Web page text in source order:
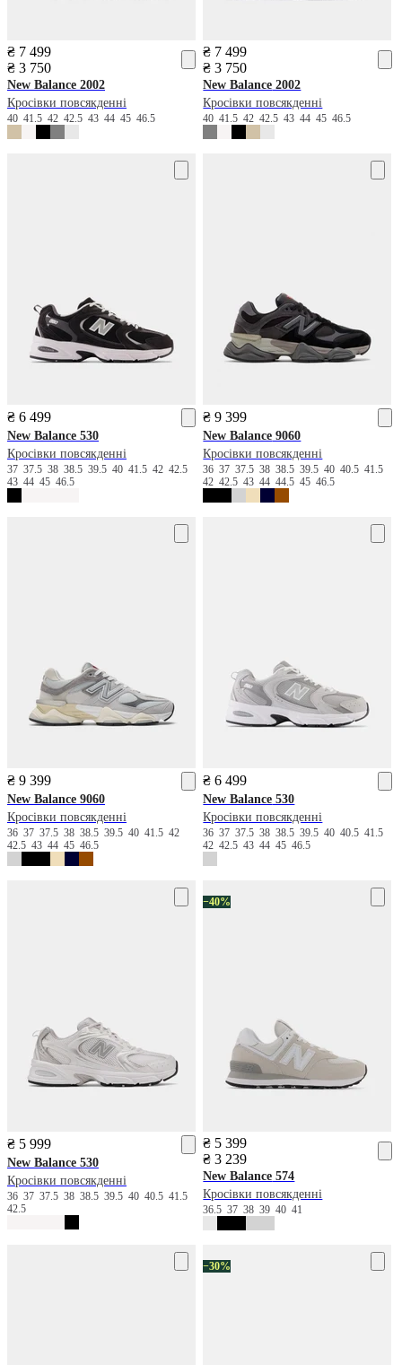
₴ 7 499
₴ 3 750
New Balance 2002
Кросівки повсякденні
40 41.5 42 42.5 43 44 45 46.5
₴ 7 499
₴ 3 750
New Balance 2002
Кросівки повсякденні
4041.54242.543444546.5
₴ 6 499
New Balance 530
Кросівки повсякденні
37 37.5 38 38.5 39.5 40 41.5 42 42.5
43 44 45 46.5
₴ 9 399
New Balance 9060
Кросівки повсякденні
363737.53838.539.54040.541.5
4242.5434444.54546.5
₴ 9 399
New Balance 9060
Кросівки повсякденні
36 37 37.5 38 38.5 39.5 40 41.5 42
42.5 43 44 45 46.5
₴ 6 499
New Balance 530
Кросівки повсякденні
363737.53838.539.54040.541.5
4242.543444546.5
₴ 5 999
New Balance 530
Кросівки повсякденні
36 37 37.5 38 38.5 39.5 40 40.5 41.5
42.5
−40%
₴ 5 399
₴ 3 239
New Balance 574
Кросівки повсякденні
36.53738394041
−30%